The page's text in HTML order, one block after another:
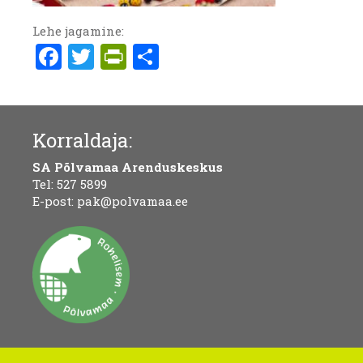
Lehe jagamine:
Facebook
TwitterPrintFriendly
Korraldaja:
SA Põlvamaa Arenduskeskus
Tel: 527 5899
E-post: pak@polvamaa.ee